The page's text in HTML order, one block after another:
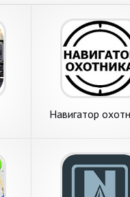
Навигатор